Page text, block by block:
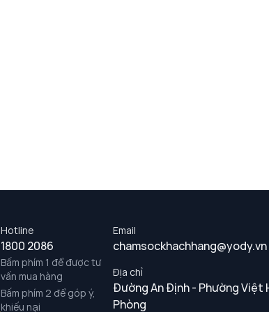
Hotline
1800 2086
Bấm phím 1 để được tư
vấn mua hàng
Bấm phím 2 để góp ý,
khiếu nại
Email
chamsockhachhang@yody.vn
Địa chỉ
Đường An Định - Phường Việt
Phòng